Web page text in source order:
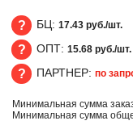
БЦ
БЦ: 17.43 руб./шт.
ОПТ
ОПТ: 15.68 руб./шт.
ПАРТНЕР
ПАРТНЕР: по
Минимальная сумма
Минимальная сумма